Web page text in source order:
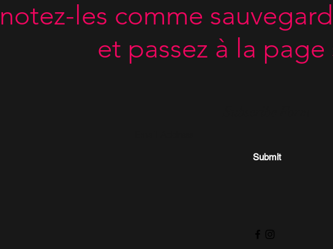
notez-les comme
et passez à la page
Submit